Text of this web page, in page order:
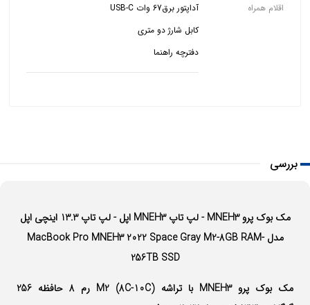
اقلام همراه
آداپتور برق67 وات USB-C
کابل شارژ دو متری
دفترچه راهنما
بررسی
مک بوک پرو MNEH3 - لپ تاپ MNEH3 اپل - لپ تاپ 13.3 اینچی اپل
مدل MacBook Pro MNEH3 2022 Space Gray M2-8GB RAM-
256TB SSD
مک بوک پرو MNEH3 با تراشه (8C-10C) M2 رم 8 حافظه 256